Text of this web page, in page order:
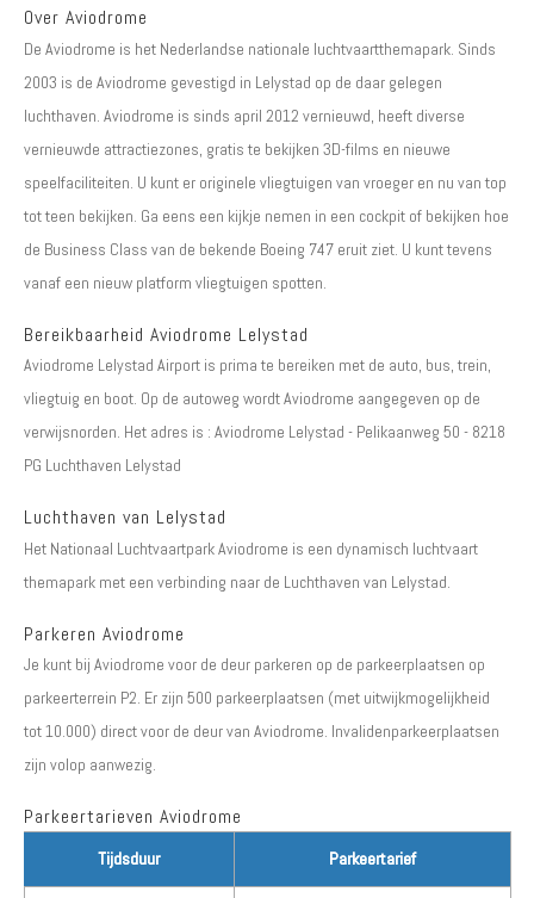
Over Aviodrome
De Aviodrome is het Nederlandse nationale luchtvaartthemapark. Sinds
2003 is de Aviodrome gevestigd in Lelystad op de daar gelegen
luchthaven. Aviodrome is sinds april 2012 vernieuwd, heeft diverse
vernieuwde attractiezones, gratis te bekijken 3D-films en nieuwe
speelfaciliteiten. U kunt er originele vliegtuigen van vroeger en nu van top
tot teen bekijken. Ga eens een kijkje nemen in een cockpit of bekijken hoe
de Business Class van de bekende Boeing 747 eruit ziet. U kunt tevens
vanaf een nieuw platform vliegtuigen spotten.
Bereikbaarheid Aviodrome Lelystad
Aviodrome Lelystad Airport is prima te bereiken met de auto, bus, trein,
vliegtuig en boot. Op de autoweg wordt Aviodrome aangegeven op de
verwijsnorden. Het adres is : Aviodrome Lelystad - Pelikaanweg 50 - 8218
PG Luchthaven Lelystad
Luchthaven van Lelystad
Het Nationaal Luchtvaartpark Aviodrome is een dynamisch luchtvaart
themapark met een verbinding naar de Luchthaven van Lelystad.
Parkeren Aviodrome
Je kunt bij Aviodrome voor de deur parkeren op de parkeerplaatsen op
parkeerterrein P2. Er zijn 500 parkeerplaatsen (met uitwijkmogelijkheid
tot 10.000) direct voor de deur van Aviodrome. Invalidenparkeerplaatsen
zijn volop aanwezig.
Parkeertarieven Aviodrome
Tijdsduur Parkeertarief